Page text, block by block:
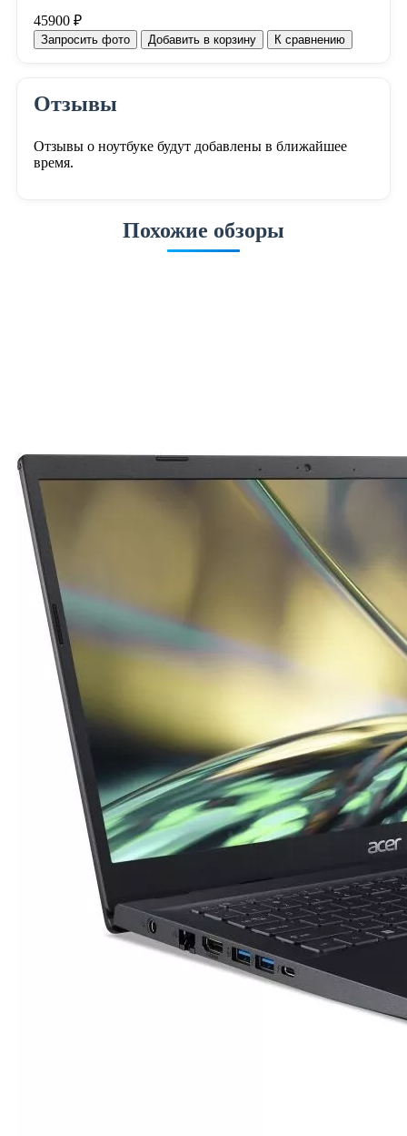
45900 ₽
Запросить фото Добавить в корзину К сравнению
Отзывы
Отзывы о ноутбуке будут добавлены в ближайшее
время.
Похожие обзоры